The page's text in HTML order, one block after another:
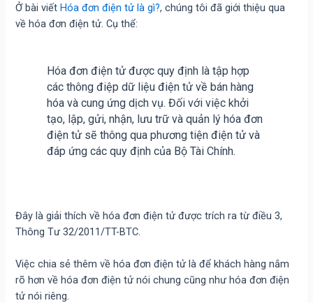
Ở bài viếtHóa đơn điện tử là gì?, chúng tôi đã giới thiệu qua
về hóa đơn điện tử. Cụ thể:
Hóa đơn điện tử được quy định là tập hợp
các thông điệp dữ liệu điện tử về bán hàng
hóa và cung ứng dịch vụ. Đối với việc khởi
tạo, lập, gửi, nhận, lưu trữ và quản lý hóa đơn
điện tử sẽ thông qua phương tiện điện tử và
đáp ứng các quy định của Bộ Tài Chính.
Đây là giải thích về hóa đơn điện tử được trích ra từ điều 3,
Thông Tư 32/2011/TT-BTC.
Việc chia sẻ thêm về hóa đơn điện tử là để khách hàng nắm
rõ hơn về hóa đơn điện tử nói chung cũng như hóa đơn điện
tử nói riêng.